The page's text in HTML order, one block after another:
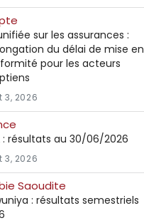
sur les assurances :
du délai de mise en
pour les acteurs
3, 2026
: résultats au 30/06/2026
3, 2026
Saoudite
: résultats semestriels